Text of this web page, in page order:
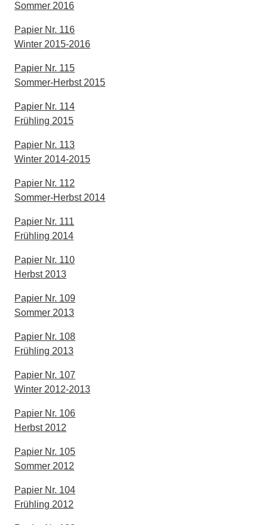
Sommer 2016
Papier Nr. 116
Winter 2015-2016
Papier Nr. 115
Sommer-Herbst 2015
Papier Nr. 114
Frühling 2015
Papier Nr. 113
Winter 2014-2015
Papier Nr. 112
Sommer-Herbst 2014
Papier Nr. 111
Frühling 2014
Papier Nr. 110
Herbst 2013
Papier Nr. 109
Sommer 2013
Papier Nr. 108
Frühling 2013
Papier Nr. 107
Winter 2012-2013
Papier Nr. 106
Herbst 2012
Papier Nr. 105
Sommer 2012
Papier Nr. 104
Frühling 2012